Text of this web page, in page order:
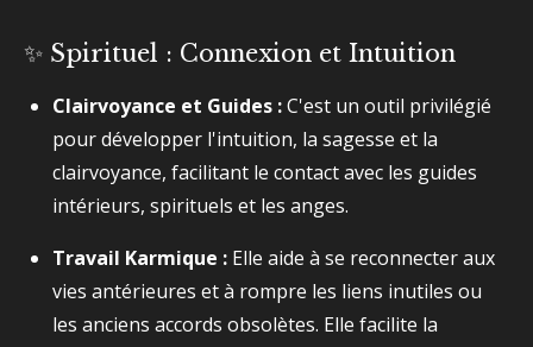
✨ Spirituel : Connexion et Intuition
Clairvoyance et Guides :C'est un outil privilégié
pour développer l'intuition, la sagesse et la
clairvoyance, facilitant le contact avec les guides
intérieurs, spirituels et les anges.
Travail Karmique : Elle aide à se reconnecter aux
vies antérieures et à rompre les liens inutiles ou
les anciens accords obsolètes. Elle facilite la